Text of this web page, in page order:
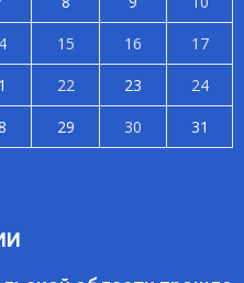
15 16
17
22 23
24
29 30
31